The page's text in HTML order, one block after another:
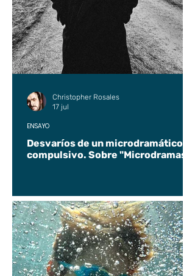
Desvaríos de un microdramático
compulsivo. Sobre "Microdramas".
ENSAYO
Christopher Rosales
17 jul